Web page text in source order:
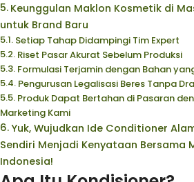
Keunggulan Maklon Kosmetik di
untuk Brand Baru
Setiap Tahap Didampingi Tim Expert
Riset Pasar Akurat Sebelum Produksi
Formulasi Terjamin dengan Bahan
Pengurusan Legalisasi Beres Tanpa
Produk Dapat Bertahan di Pasaran
Marketing Kami
Yuk, Wujudkan Ide Conditioner
Sendiri Menjadi Kenyataan Bersama
Indonesia!